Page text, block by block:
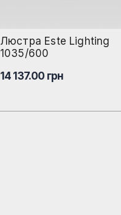
Люстра Este Lighting
1035/600
14 137.00 грн